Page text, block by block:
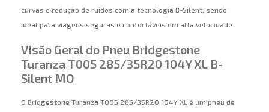
curvas e redução de ruídos com a tecnologia B-Silent, sendo
ideal para viagens seguras e confortáveis em alta velocidade.
Visão Geral do Pneu Bridgestone
Turanza T005 285/35R20 104Y XL B-
Silent MO
O Bridgestone Turanza T005 285/35R20 104Y XL é um pneu de